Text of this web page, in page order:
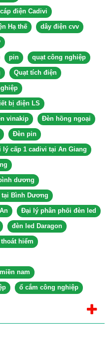
cáp điện Cadivi
Hạ thế dây điện cvv
pin quạt công nghiệp
Quạt tích điện
bị điện LS
vinakip Đèn hồng ngoại
Đèn pin
lý cấp 1 cadivi tại An Giang
dương
Bình Dương
Đại lý phân phối đèn led
đèn led Daragon
hiểm
nam
ổ cắm công nghiệp